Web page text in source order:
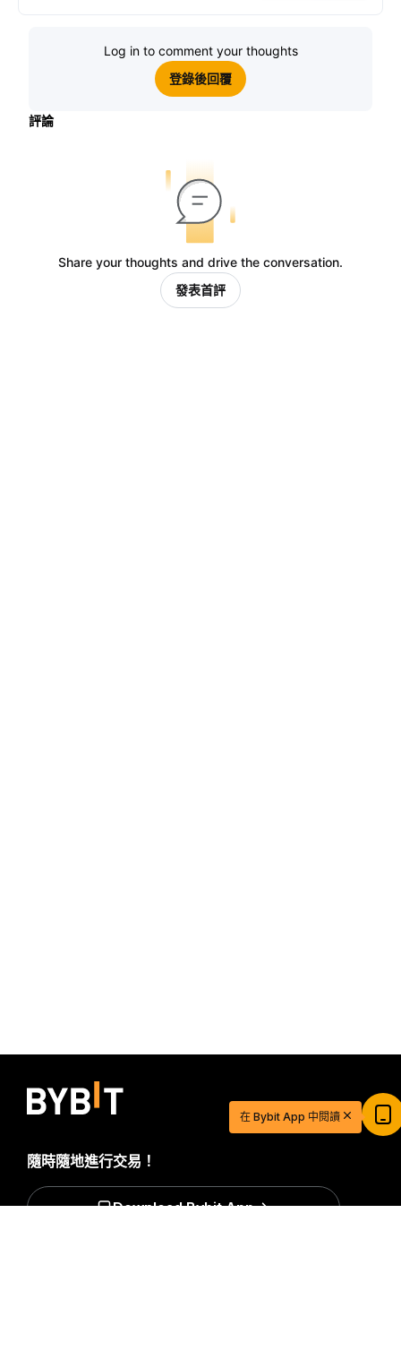
Log in to comment your thoughts
登錄後回覆
評論
Share your thoughts and drive the conversation.
發表首評
隨時隨地進行交易！
Download Bybit App
$20 USDT 助您從容開啓交易之旅
立即參與
在 Bybit App 中閱讀